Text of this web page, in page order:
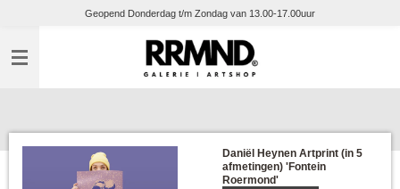
naar
de
Geopend Donderdag t/m Zondag van 13.00-17.00uur
Daniël Heynen Artprint (in 5
afmetingen) 'Fontein
Roermond'